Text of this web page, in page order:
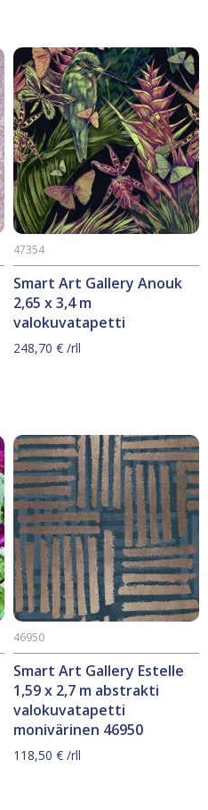
Smart Art Gallery Anouk
2,65 x 3,4 m
valokuvatapetti
47354
248,70 € /rll
Smart Art Gallery Estelle
1,59 x 2,7 m abstrakti
valokuvatapetti
monivärinen 46950
46950
118,50 € /rll